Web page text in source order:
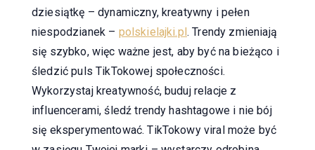
dziesiątkę – dynamiczny, kreatywny i pełen
niespodzianek – polskielajki.pl. Trendy zmieniają
się szybko, więc ważne jest, aby być na bieżąco i
śledzić puls TikTokowej społeczności.
Wykorzystaj kreatywność, buduj relacje z
influencerami, śledź trendy hashtagowe i nie bój
się eksperymentować. TikTokowy viral może być